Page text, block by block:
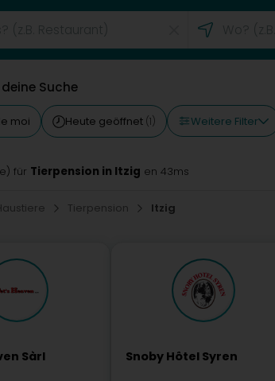
Suche
moi Heute geöffnet (1) Weitere Filter
für Tierpension in Itzig en 43ms
Tierpension Itzig
Sàrl Snoby Hôtel Syren